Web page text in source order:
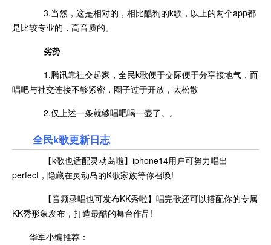
3.当然，这是相对的，相比酷狗的k歌，以上的两个app都
是比较专业的，高音质的。
劣势
1.腾讯靠社交起家，全民k歌便于交际便于分享接地气，而
唱吧与社交连接不够紧密，圈子过于开放，太松散
2.仅上述一条就够唱吧喝一壶了。。
全民k歌更新日志
【k歌也适配灵动岛啦】iphone14用户可努力唱出
perfect，隐藏在灵动岛的K歌家族等你召唤!
【音频录唱也可发布KK秀啦】唱完歌还可以搭配你的专属
KK秀形象发布，打造最酷的舞台作品!
华军小编推荐：